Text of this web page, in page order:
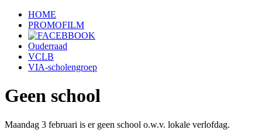
HOME
PROMOFILM
Ouderraad
VCLB
VIA-scholengroep
Geen school
Maandag 3 februari is er geen school o.w.v. lokale verlofdag.